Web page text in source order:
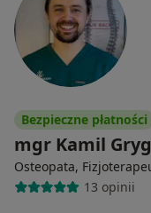
Bezpieczne płatności
mgr Kamil
Osteopata,
13 opinii